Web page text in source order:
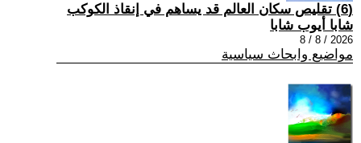
(6) تقليص سكان العالم قد يساهم في إنقاذ الكوكب
شابا أيوب شابا
2026 / 8 / 8
مواضيع وابحاث سياسية